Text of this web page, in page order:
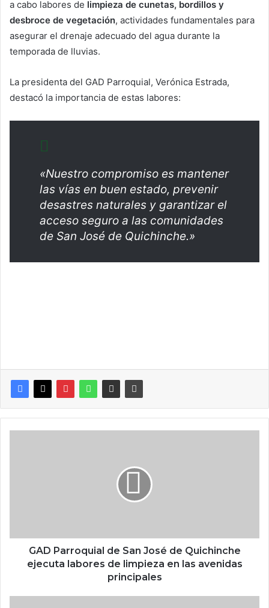
a cabo labores de limpieza de cunetas, bordillos y
desbroce de vegetación, actividades fundamentales para
asegurar el drenaje adecuado del agua durante la
temporada de lluvias.
La presidenta del GAD Parroquial, Verónica Estrada,
destacó la importancia de estas labores:
«Nuestro compromiso es mantener
las vías en buen estado, prevenir
desastres naturales y garantizar el
acceso seguro a las comunidades
de San José de Quichinche.»
GAD Parroquial de San José de Quichinche
ejecuta labores de limpieza en las avenidas
principales